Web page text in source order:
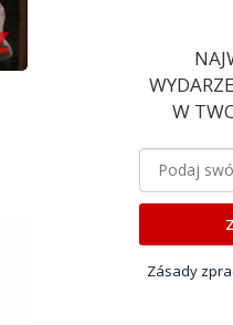
W
Zásady